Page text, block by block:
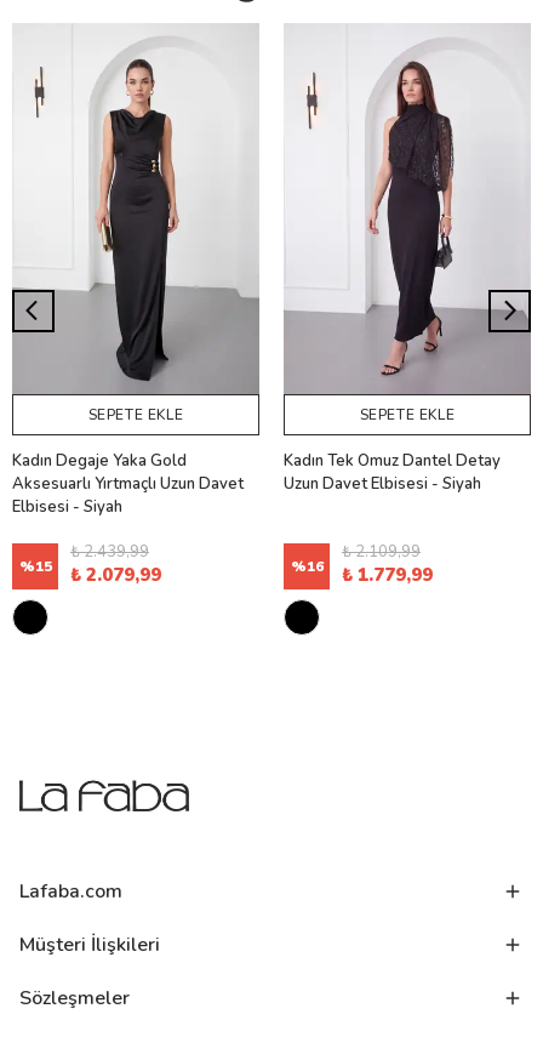
SEPETE EKLE
Kadın Degaje Yaka Gold
Aksesuarlı Yırtmaçlı Uzun Davet
Elbisesi - Siyah
%15
₺ 2.439,99
₺ 2.079,99
SEPETE EKLE
Kadın Tek Omuz Dantel Detay
Uzun Davet Elbisesi - Siyah
%16
₺ 2.109,99
₺ 1.779,99
Lafaba.com
Müşteri İlişkileri
Sözleşmeler